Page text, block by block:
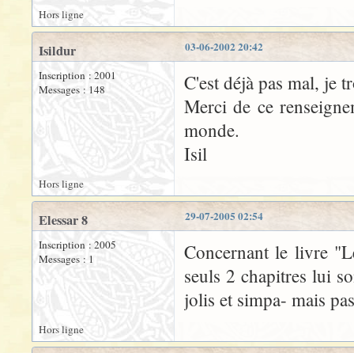
Hors ligne
03-06-2002 20:42
Isildur
Inscription : 2001
Messages : 148
C'est déjà pas mal, je
Merci de ce
monde.
Isil
Hors ligne
29-07-2005 02:54
Elessar 8
Inscription : 2005
Messages : 1
Concernant le livre
seuls 2 chapitres lui
jolis et simpa- mais
Hors ligne